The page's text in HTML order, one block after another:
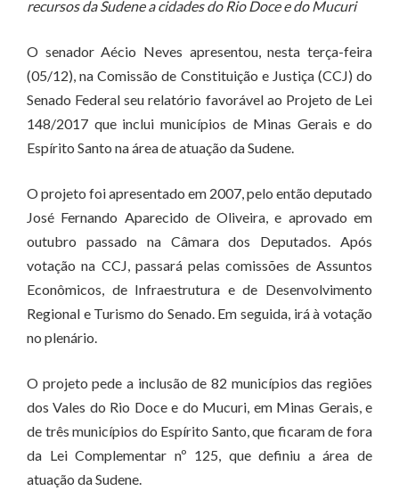
recursos da Sudene a cidades do Rio Doce e do Mucuri
O senador Aécio Neves apresentou, nesta terça-feira
(05/12), na Comissão de Constituição e Justiça (CCJ) do
Senado Federal seu relatório favorável ao Projeto de Lei
148/2017 que inclui municípios de Minas Gerais e do
Espírito Santo na área de atuação da Sudene.
O projeto foi apresentado em 2007, pelo então deputado
José Fernando Aparecido de Oliveira, e aprovado em
outubro passado na Câmara dos Deputados. Após
votação na CCJ, passará pelas comissões de Assuntos
Econômicos, de Infraestrutura e de Desenvolvimento
Regional e Turismo do Senado. Em seguida, irá à votação
no plenário.
O projeto pede a inclusão de 82 municípios das regiões
dos Vales do Rio Doce e do Mucuri, em Minas Gerais, e
de três municípios do Espírito Santo, que ficaram de fora
da Lei Complementar nº 125, que definiu a área de
atuação da Sudene.